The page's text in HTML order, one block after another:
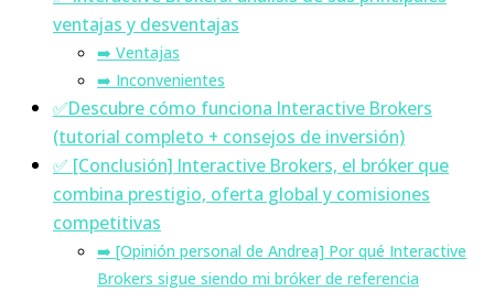
ventajas y desventajas
➡️ Ventajas
➡️ Inconvenientes
✅Descubre cómo funciona Interactive Brokers
(tutorial completo + consejos de inversión)
✅ [Conclusión] Interactive Brokers, el bróker que
combina prestigio, oferta global y comisiones
competitivas
➡️ [Opinión personal de Andrea] Por qué Interactive
Brokers sigue siendo mi bróker de referencia